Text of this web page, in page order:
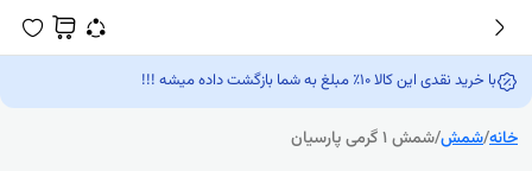
با خرید نقدی این کالا 10٪ مبلغ به شما بازگشت داده میشه !!!
خانه/شمش/شمش 1 گرمی پارسیان